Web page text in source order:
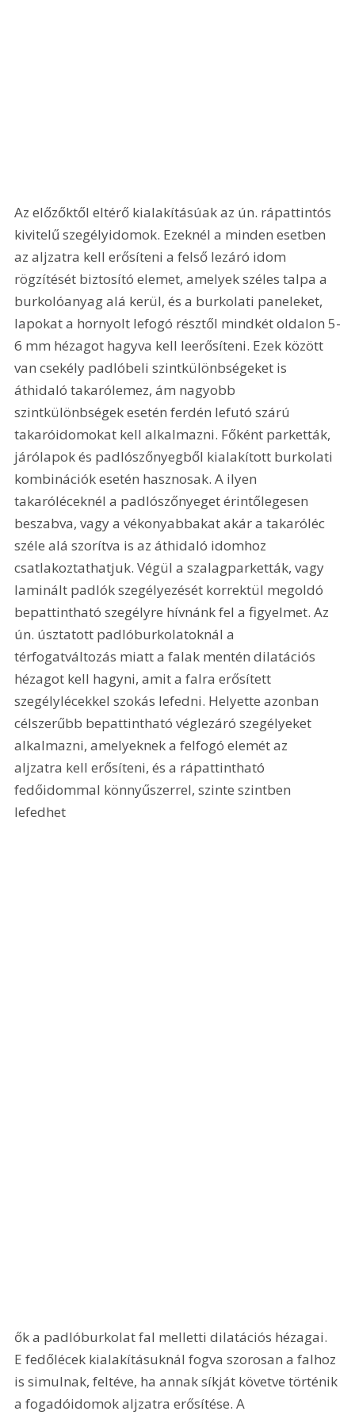
Az előzőktől eltérő kialakításúak az ún. rápattintós
kivitelű szegélyidomok. Ezeknél a minden esetben
az aljzatra kell erősíteni a felső lezáró idom
rögzítését biztosító elemet, amelyek széles talpa a
burkolóanyag alá kerül, és a burkolati paneleket,
lapokat a hornyolt lefogó résztől mindkét oldalon 5-
6 mm hézagot hagyva kell leerősíteni. Ezek között
van csekély padlóbeli szintkülönbségeket is
áthidaló takarólemez, ám nagyobb
szintkülönbségek esetén ferdén lefutó szárú
takaróidomokat kell alkalmazni. Főként parketták,
járólapok és padlószőnyegből kialakított burkolati
kombinációk esetén hasznosak. A ilyen
takaróléceknél a padlószőnyeget érintőlegesen
beszabva, vagy a vékonyabbakat akár a takaróléc
széle alá szorítva is az áthidaló idomhoz
csatlakoztathatjuk. Végül a szalagparketták, vagy
laminált padlók szegélyezését korrektül megoldó
bepattintható szegélyre hívnánk fel a figyelmet. Az
ún. úsztatott padlóburkolatoknál a
térfogatváltozás miatt a falak mentén dilatációs
hézagot kell hagyni, amit a falra erősített
szegélylécekkel szokás lefedni. Helyette azonban
célszerűbb bepattintható véglezáró szegélyeket
alkalmazni, amelyeknek a felfogó elemét az
aljzatra kell erősíteni, és a rápattintható
fedőidommal könnyűszerrel, szinte szintben
lefedhet
ők a padlóburkolat fal melletti dilatációs hézagai.
E fedőlécek kialakításuknál fogva szorosan a falhoz
is simulnak, feltéve, ha annak síkját követve történik
a fogadóidomok aljzatra erősítése. A